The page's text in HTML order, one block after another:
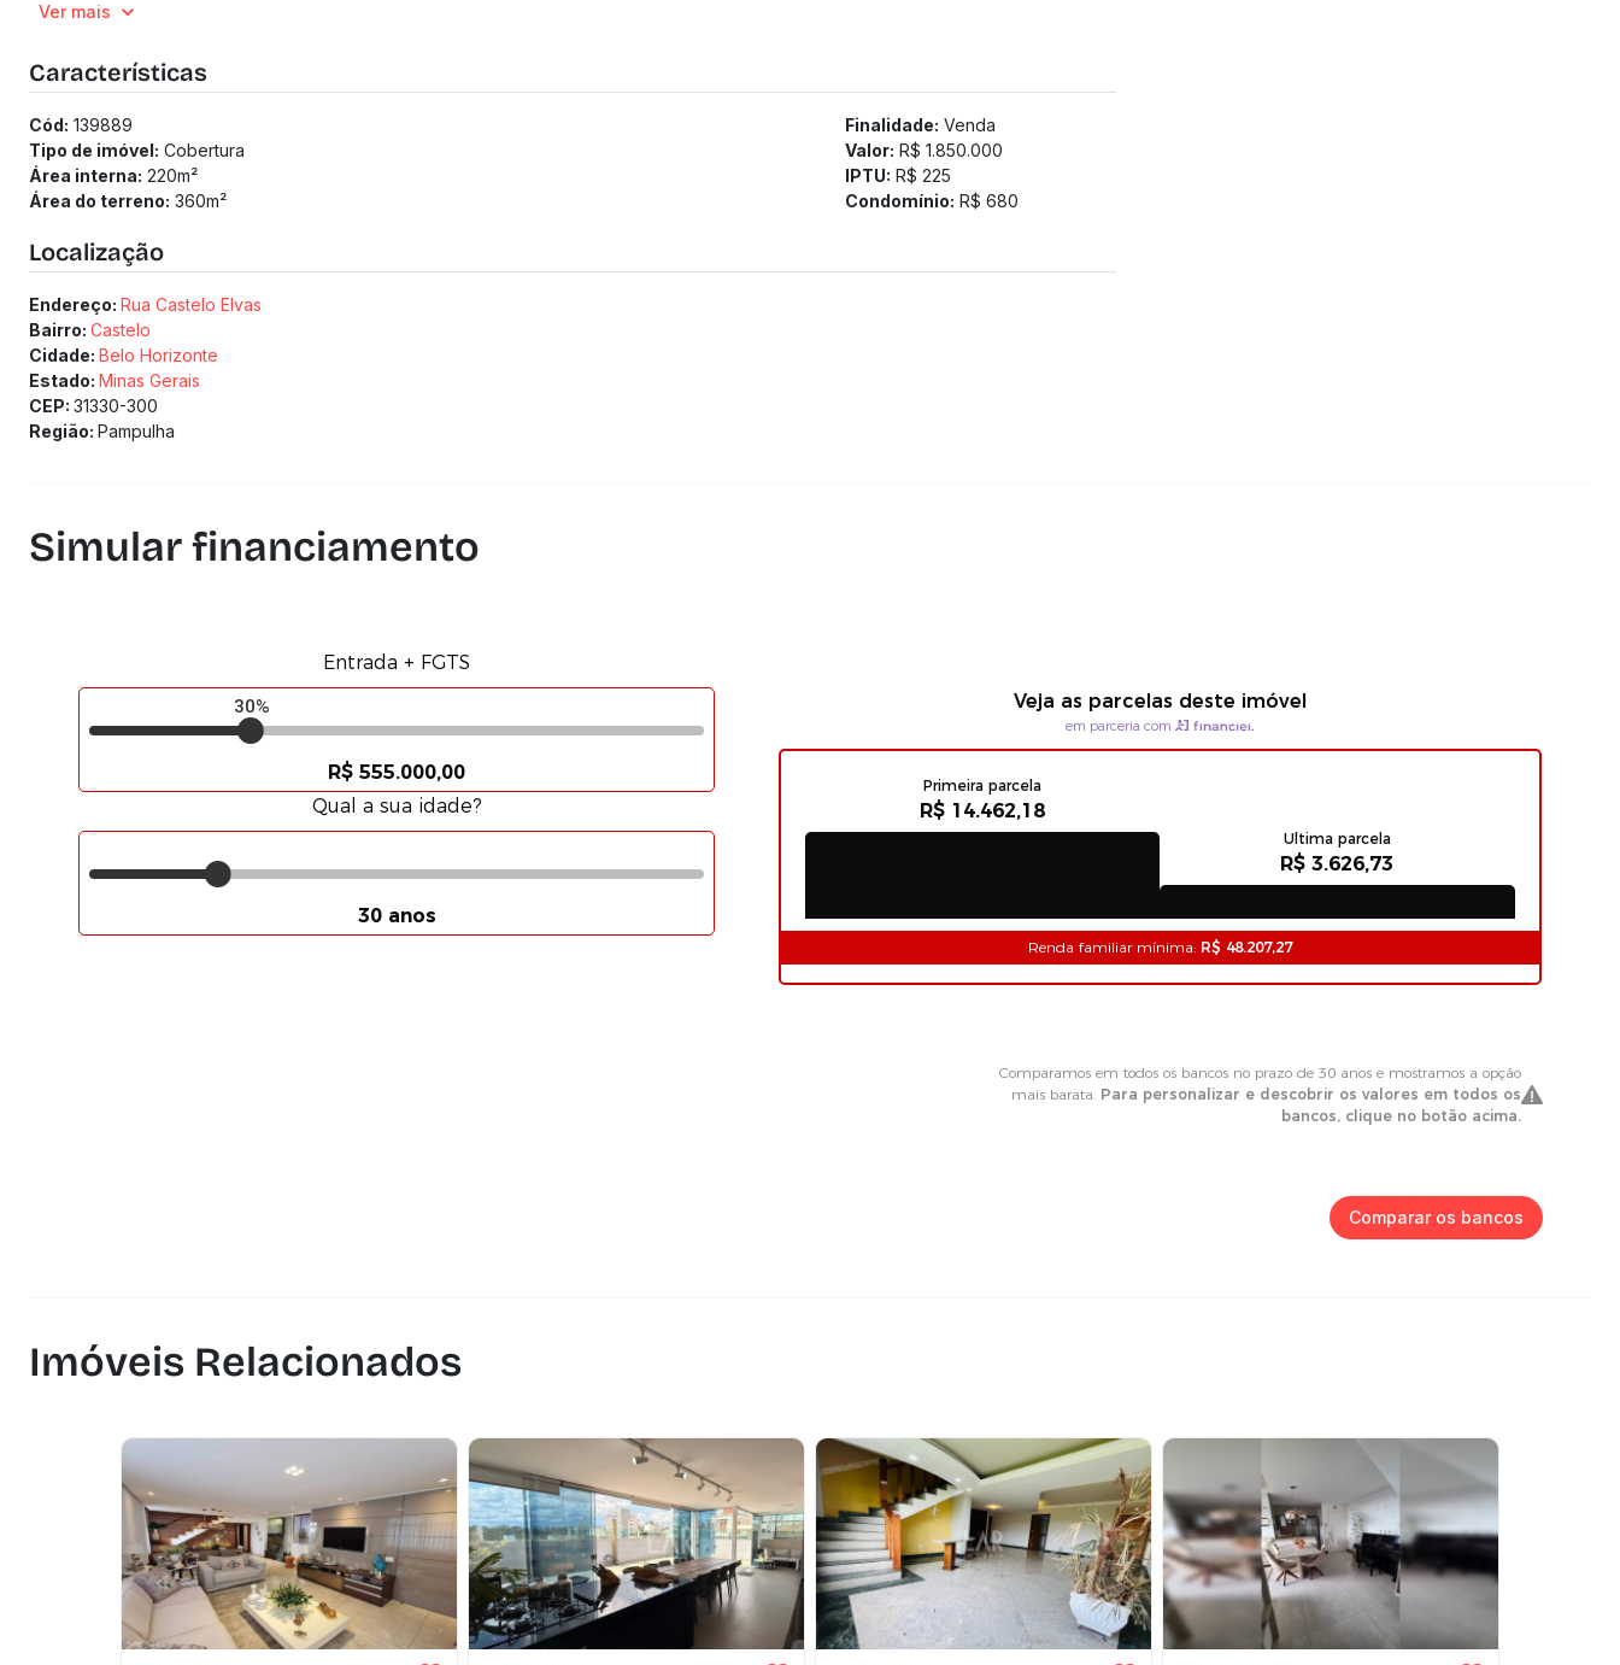
3 Quartos com armários, sendo 1 suíte máster;
2° Pavimento:
Sala de cinema completa, com sonorização e espaço externo;
Área gourmet toda montada;
Área externa com pergolado;
Área de serviço separada.
Garagem:
Prédio:
100% Revestido, com estrutura imponente, elevador e sistema de alarmes.
(Os preços e informações poderão sofrer mudanças. Solicitamos a confirmação com nossa equipe).
Ver mais
Características
Cód: 139889
Tipo de imóvel: Cobertura
Área interna: 220m²
Área do terreno: 360m²
Finalidade: Venda
Valor: R$ 1.850.000
IPTU: R$ 225
Condomínio: R$ 680
Localização
Endereço: Rua Castelo Elvas
Bairro: Castelo
Cidade: Belo Horizonte
Estado: Minas Gerais
CEP: 31330-300
Região: Pampulha
Simular financiamento
Comparar os bancos
Imóveis Relacionados